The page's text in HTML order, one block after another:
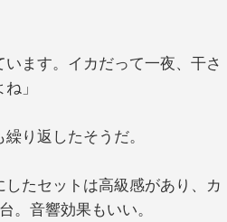
います。イカだって一夜、干さ
」
り返したそうだ。
たセットは高級感があり、カ
。音響効果もいい。